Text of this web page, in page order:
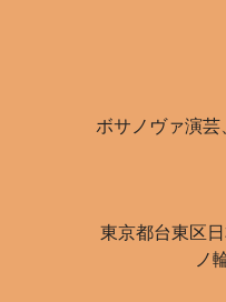
ボサノヴァ演
東京都台東区
ノ